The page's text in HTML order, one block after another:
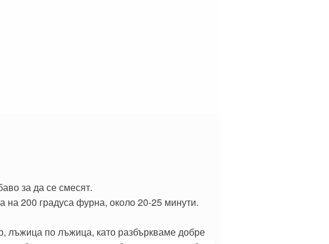
за да се смесят.
200 градуса фурна, около 20-25 минути.
лъжица по лъжица, като разбъркваме добре